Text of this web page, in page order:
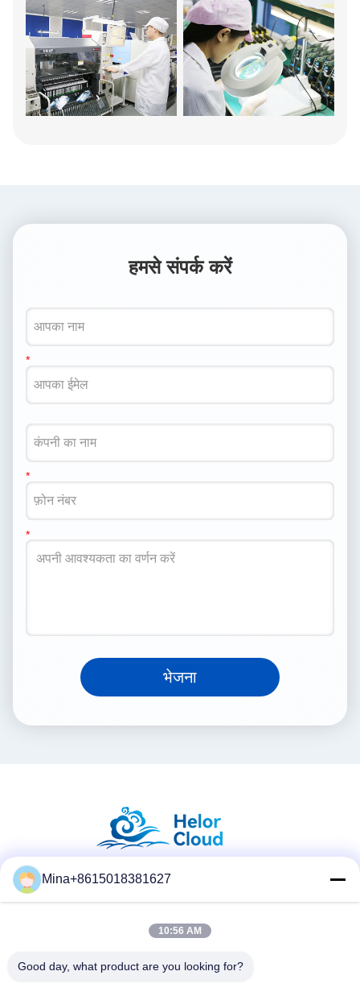
हमसे संपर्क करें
भेजना
त्वरित संपर्क करें
Mina+8615018381627
10:56 AM
Good day, what product are you looking for?